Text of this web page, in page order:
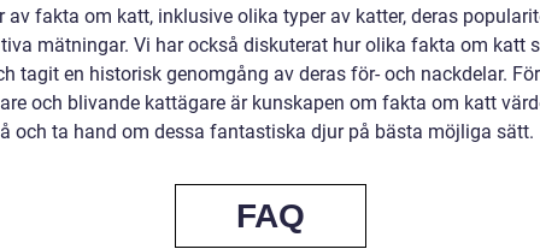
av fakta om katt, inklusive olika typer av katter, deras
mätningar. Vi har också diskuterat hur olika fakta om katt
tagit en historisk genomgång av deras för- och nackdelar. För
och blivande kattägare är kunskapen om fakta om katt
och ta hand om dessa fantastiska djur på bästa möjliga sätt.
FAQ